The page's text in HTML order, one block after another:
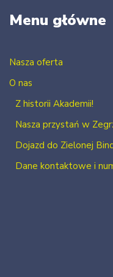
Menu główne
Nasza oferta
O nas
Z historii Akademii!
Nasza przystań w
Dojazd do Zielonej
Dane kontaktowe i